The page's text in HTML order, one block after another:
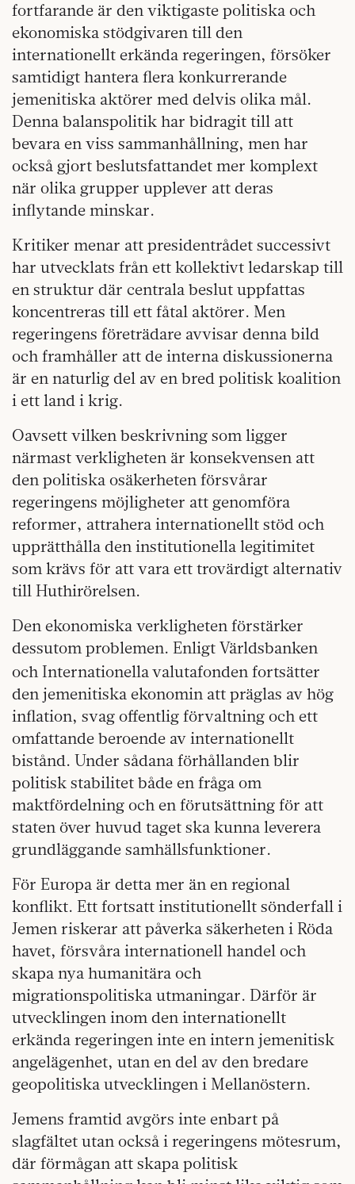
fortfarande är den viktigaste politiska och
ekonomiska stödgivaren till den
internationellt erkända regeringen, försöker
samtidigt hantera flera konkurrerande
jemenitiska aktörer med delvis olika mål.
Denna balanspolitik har bidragit till att
bevara en viss sammanhållning, men har
också gjort beslutsfattandet mer komplext
när olika grupper upplever att deras
inflytande minskar.
Kritiker menar att presidentrådet successivt
har utvecklats från ett kollektivt ledarskap till
en struktur där centrala beslut uppfattas
koncentreras till ett fåtal aktörer. Men
regeringens företrädare avvisar denna bild
och framhåller att de interna diskussionerna
är en naturlig del av en bred politisk koalition
i ett land i krig.
Oavsett vilken beskrivning som ligger
närmast verkligheten är konsekvensen att
den politiska osäkerheten försvårar
regeringens möjligheter att genomföra
reformer, attrahera internationellt stöd och
upprätthålla den institutionella legitimitet
som krävs för att vara ett trovärdigt alternativ
till Huthirörelsen.
Den ekonomiska verkligheten förstärker
dessutom problemen. Enligt Världsbanken
och Internationellavalutafonden fortsätter
den jemenitiska ekonomin att präglas av hög
inflation, svag offentlig förvaltning och ett
omfattande beroende av internationellt
bistånd. Under sådana förhållanden blir
politisk stabilitet både en fråga om
maktfördelning och en förutsättning för att
staten över huvud taget ska kunna leverera
grundläggande samhällsfunktioner.
För Europa är detta mer än en regional
konflikt. Ett fortsatt institutionellt sönderfall i
Jemen riskerar att påverka säkerheten i Röda
havet, försvåra internationell handel och
skapa nya humanitära och
migrationspolitiska utmaningar. Därför är
utvecklingen inom den internationellt
erkända regeringen inte en intern jemenitisk
angelägenhet, utan en del av den bredare
geopolitiska utvecklingen i Mellanöstern.
Jemens framtid avgörs inte enbart på
slagfältet utan också i regeringens mötesrum,
där förmågan att skapa politisk